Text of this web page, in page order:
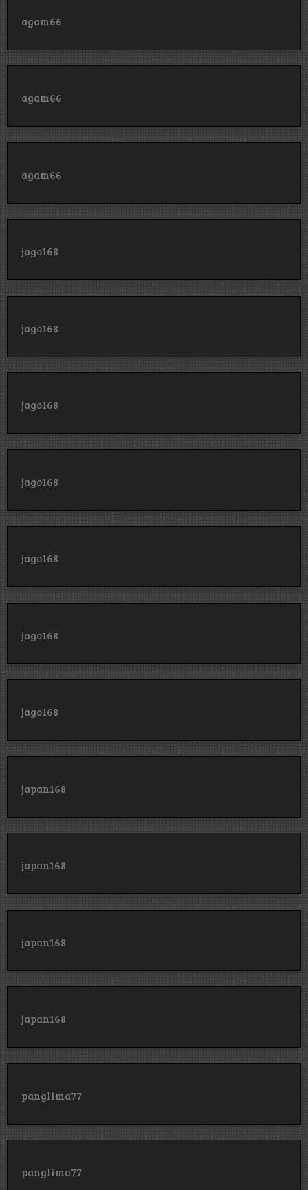
agam66
agam66
agam66
jago168
jago168
jago168
jago168
jago168
jago168
jago168
japan168
japan168
japan168
japan168
panglima77
panglima77